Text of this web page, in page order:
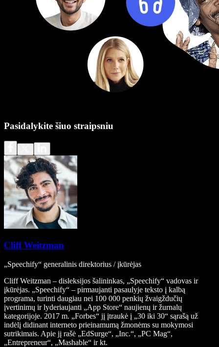
Pasidalykite šiuo straipsniu
Cliff Weitzman
„Speechify“ generalinis direktorius / įkūrėjas
Cliff Weitzman – disleksijos šalininkas, „Speechify“ vadovas ir
įkūrėjas. „Speechify“ – pirmaujanti pasaulyje teksto į kalbą
programa, turinti daugiau nei 100 000 penkių žvaigždučių
įvertinimų ir lyderiaujanti „App Store“ naujienų ir žurnalų
kategorijoje. 2017 m. „Forbes“ jį įtraukė į „30 iki 30“ sąrašą už
indėlį didinant interneto prieinamumą žmonėms su mokymosi
sutrikimais. Apie jį rašė „EdSurge“, „Inc.“, „PC Mag“,
„Entrepreneur“, „Mashable“ ir kt.